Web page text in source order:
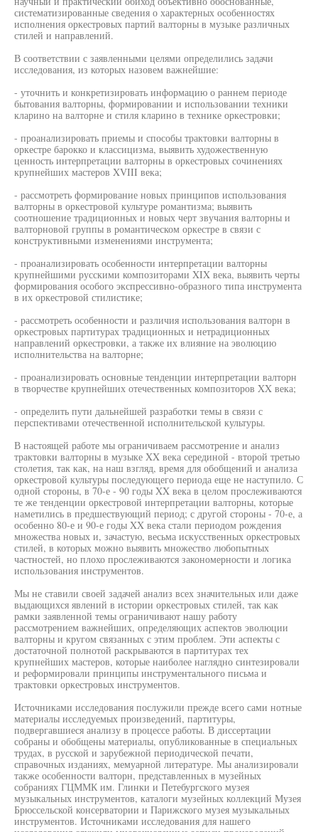
систематизированные сведения о характерных особенностях
исполнения оркестровых партий валторны в музыке различных
стилей и направлений.
В соответствии с заявленными целями определились задачи
исследования, из которых назовем важнейшие:
- уточнить и конкретизировать информацию о раннем периоде
бытования валторны, формировании и использовании техники
кларино на валторне и стиля кларино в технике оркестровки;
- проанализировать приемы и способы трактовки валторны в
оркестре барокко и классицизма, выявить художественную
ценность интерпретации валторны в оркестровых сочинениях
крупнейших мастеров XVIII века;
- рассмотреть формирование новых принципов использования
валторны в оркестровой культуре романтизма; выявить
соотношение традиционных и новых черт звучания валторны и
валторновой группы в романтическом оркестре в связи с
конструктивными изменениями инструмента;
- проанализировать особенности интерпретации валторны
крупнейшими русскими композиторами XIX века, выявить черты
формирования особого экспрессивно-образного типа инструмента
в их оркестровой стилистике;
- рассмотреть особенности и различия использования валторн в
оркестровых партитурах традиционных и нетрадиционных
направлений оркестровки, а также их влияние на эволюцию
исполнительства на валторне;
- проанализировать основные тенденции интерпретации валторн
в творчестве крупнейших отечественных композиторов XX века;
- определить пути дальнейшей разработки темы в связи с
перспективами отечественной исполнительской культуры.
В настоящей работе мы ограничиваем рассмотрение и анализ
трактовки валторны в музыке XX века серединой - второй третью
столетия, так как, на наш взгляд, время для обобщений и анализа
оркестровой культуры последующего периода еще не наступило. С
одной стороны, в 70-е - 90 годы XX века в целом прослеживаются
те же тенденции оркестровой интерпретации валторны, которые
наметились в предшествующий период; с другой стороны - 70-е, а
особенно 80-е и 90-е годы XX века стали периодом рождения
множества новых и, зачастую, весьма искусственных оркестровых
стилей, в которых можно выявить множество любопытных
частностей, но плохо прослеживаются закономерности и логика
использования инструментов.
Мы не ставили своей задачей анализ всех значительных или даже
выдающихся явлений в истории оркестровых стилей, так как
рамки заявленной темы ограничивают нашу работу
рассмотрением важнейших, определяющих аспектов эволюции
валторны и кругом связанных с этим проблем. Эти аспекты с
достаточной полнотой раскрываются в партитурах тех
крупнейших мастеров, которые наиболее наглядно синтезировали
и реформировали принципы инструментального письма и
трактовки оркестровых инструментов.
Источниками исследования послужили прежде всего сами нотные
материалы исследуемых произведений, партитуры,
подвергавшиеся анализу в процессе работы. В диссертации
собраны и обобщены материалы, опубликованные в специальных
трудах, в русской и зарубежной периодической печати,
справочных изданиях, мемуарной литературе. Мы анализировали
также особенности валторн, представленных в музейных
собраниях ГЦММК им. Глинки и Петебургского музея
музыкальных инструментов, каталоги музейных коллекций Музея
Брюссельской консерватории и Парижского музея музыкальных
инструментов. Источниками исследования для нашего